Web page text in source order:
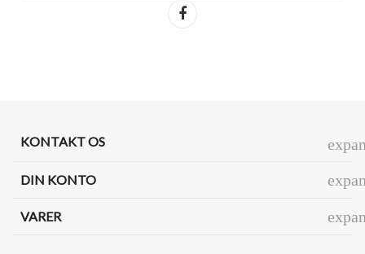
KONTAKT OS
DIN KONTO
VARER